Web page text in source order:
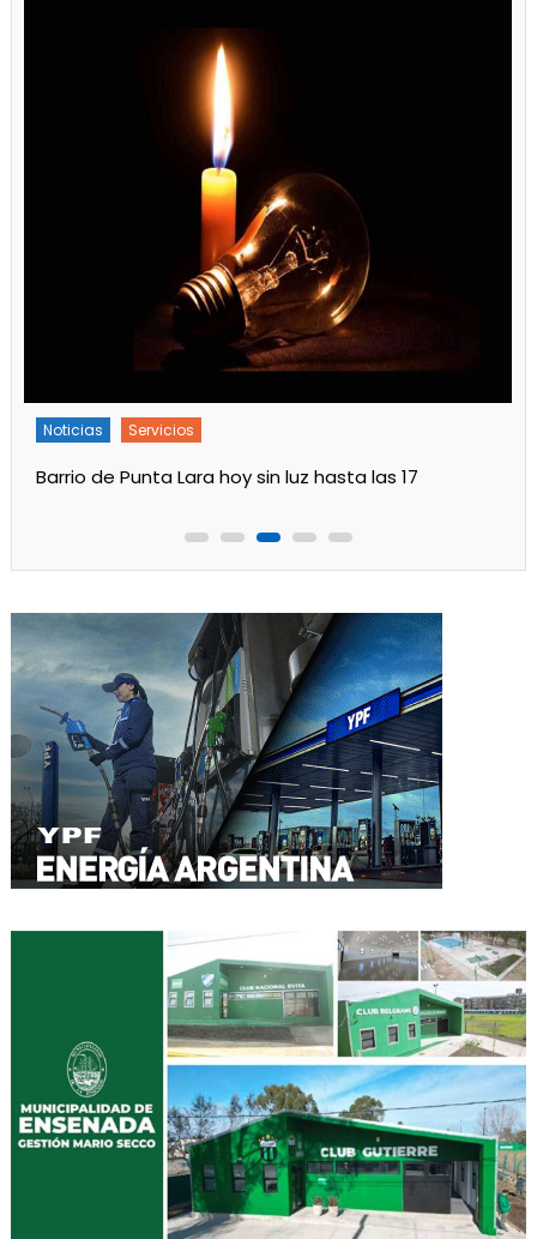
Noticias Servicios
Turnos de Farmacias de Julio 2026 en Ensenada